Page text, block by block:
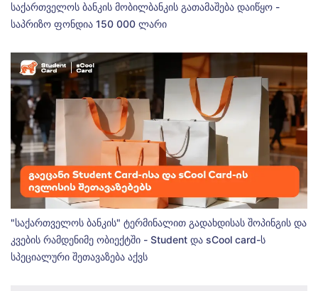
საქართველოს ბანკის მობილბანკის გათამაშება დაიწყო -
საპრიზო ფონდია 150 000 ლარი
"საქართველოს ბანკის" ტერმინალით გადახდისას შოპინგის და
კვების რამდენიმე ობიექტში - Student და sCool card-ს
სპეციალური შეთავაზება აქვს